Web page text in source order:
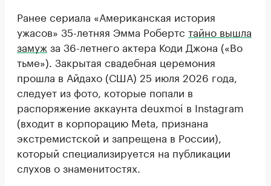
Ранее сериала «Американская история
ужасов» 35-летняя Эмма Робертс тайно вышла
замужза 36-летнего актера Коди Джона («Во
тьме»). Закрытая свадебная церемония
прошла в Айдахо (США) 25 июля 2026 года,
следует из фото, которые попали в
распоряжение аккаунта deuxmoi в Instagram
(входит в корпорацию Meta, признана
экстремистской и запрещена в России),
который специализируется на публикации
слухов о знаменитостях.